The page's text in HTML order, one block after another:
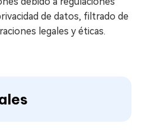
de datos, filtrado de
legales y éticas.